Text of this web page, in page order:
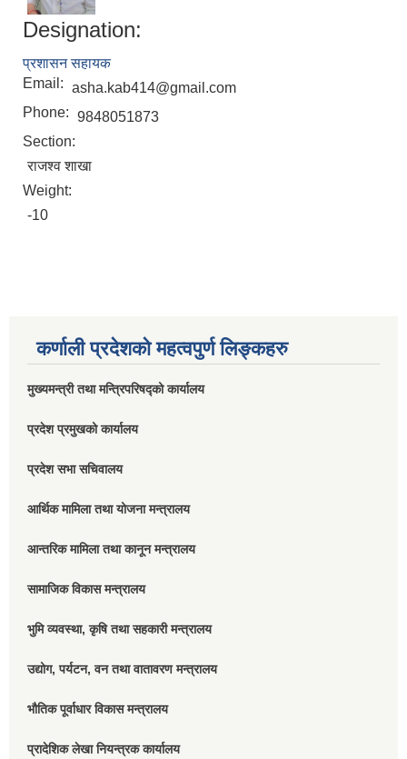
Designation:
प्रशासन सहायक
Email: asha.kab414@gmail.com
Phone: 9848051873
Section:
राजश्व शाखा
Weight:
-10
कर्णाली प्रदेशको महत्वपुर्ण लिङ्कहरु
मुख्यमन्त्री तथा मन्त्रिपरिषद्को कार्यालय
प्रदेश प्रमुखको कार्यालय
प्रदेश सभा सचिवालय
आर्थिक मामिला तथा योजना मन्त्रालय
आन्तरिक मामिला तथा कानून मन्त्रालय
सामाजिक विकास मन्त्रालय
भुमि व्यवस्था, कृषि तथा सहकारी मन्त्रालय
उद्योग, पर्यटन, वन तथा वातावरण मन्त्रालय
भौतिक पूर्वाधार विकास मन्त्रालय
प्रादेशिक लेखा नियन्त्रक कार्यालय